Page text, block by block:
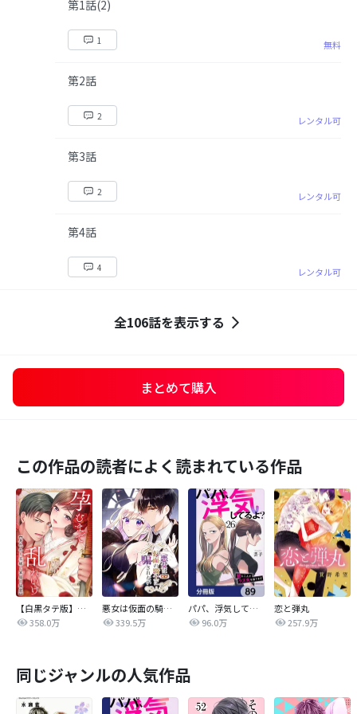
第1話(2)
1 無料
第2話
2 レンタル可
第3話
2 レンタル可
第4話
4 レンタル可
全106話を表示する
まとめて購入
この作品の読者によく読まれている作品
【白黒タテ版】孕むまで乱れいけ～身代わり花嫁と軍服の猛愛
358.0万
悪女は仮面の騎士に騙されない
339.5万
パパ、浮気してるよ？娘と二人でクズ夫を捨てます【分冊版】
96.0万
恋と弾丸
257.9万
同じジャンルの人気作品